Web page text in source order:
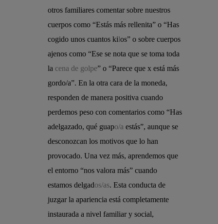
otros familiares comentar sobre nuestros
cuerpos como “Estás más rellenita” o “Has
cogido unos cuantos kilos” o sobre cuerpos
ajenos como “Ese se nota que se toma toda
la cena de golpe” o “Parece que x está más
gordo/a”. En la otra cara de la moneda,
responden de manera positiva cuando
perdemos peso con comentarios como “Has
adelgazado, qué guapo/a estás”, aunque se
desconozcan los motivos que lo han
provocado. Una vez más, aprendemos que
el entorno “nos valora más” cuando
estamos delgados/as. Esta conducta de
juzgar la apariencia está completamente
instaurada a nivel familiar y social,